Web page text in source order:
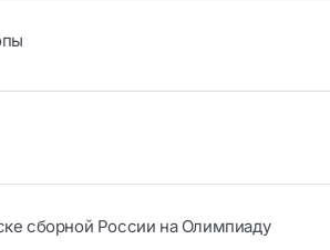
сборной России на Олимпиаду